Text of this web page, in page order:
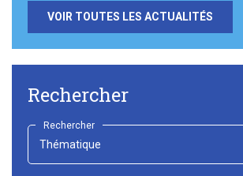
VOIR TOUTES LES ACTUALITÉS
Rechercher
Rechercher
Choisir